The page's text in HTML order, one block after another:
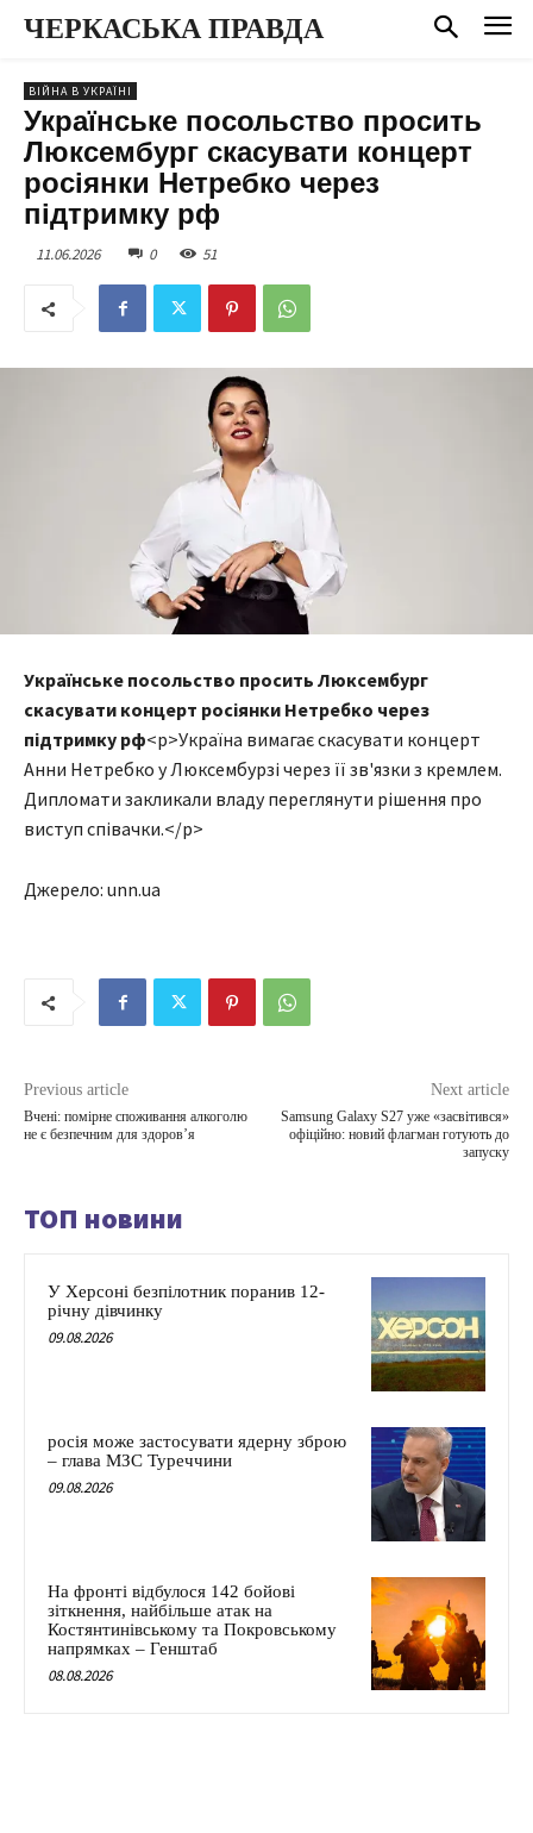
ЧЕРКАСЬКА ПРАВДА
ВІЙНА В УКРАЇНІ
Українське посольство просить
Люксембург скасувати концерт
росіянки Нетребко через
підтримку рф
11.06.2026 0 51
Українське посольство просить Люксембург
скасувати концерт росіянки Нетребко через
підтримку рф<p>Україна вимагає скасувати концерт
Анни Нетребко у Люксембурзі через її зв'язки з кремлем.
Дипломати закликали владу переглянути рішення про
виступ співачки.</p>
Джерело: unn.ua
Previous article
Вчені: помірне споживання алкоголю
не є безпечним для здоров’я
Next article
Samsung Galaxy S27 уже «засвітився»
офіційно: новий флагман готують до
запуску
ТОП новини
У Херсоні безпілотник поранив 12-
річну дівчинку
09.08.2026
росія може застосувати ядерну зброю
– глава МЗС Туреччини
09.08.2026
На фронті відбулося 142 бойові
зіткнення, найбільше атак на
Костянтинівському та Покровському
напрямках – Генштаб
08.08.2026